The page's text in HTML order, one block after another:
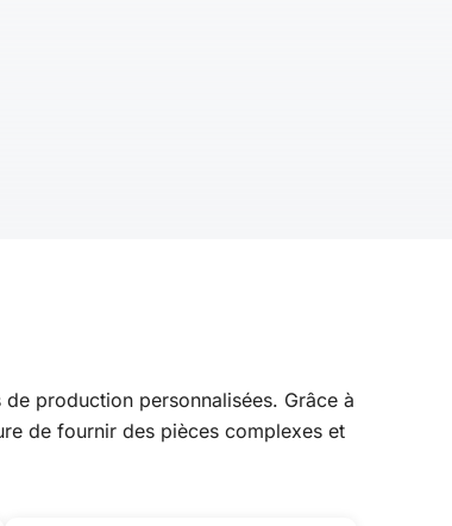
production personnalisées. Grâce à
de fournir des pièces complexes et